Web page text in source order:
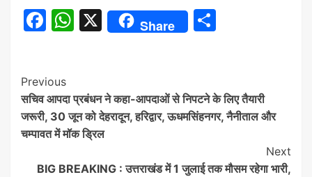
Facebook
WhatsApp
X Share
Continue
Reading
Previous
सचिव आपदा प्रबंधन ने कहा-आपदाओं से निपटने के लिए तैयारी
जरूरी, 30 जून को देहरादून, हरिद्वार, ऊधमसिंहनगर, नैनीताल और
चम्पावत में मॉक ड्रिल
Next
BIG BREAKING : उत्तराखंड में 1 जुलाई तक मौसम रहेगा भारी,